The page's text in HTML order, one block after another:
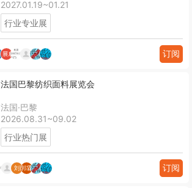
2027.01.19~01.21
行业专业展
订阅
法国巴黎纺织面料展览会
法国·巴黎
2026.08.31~09.02
行业热门展
订阅